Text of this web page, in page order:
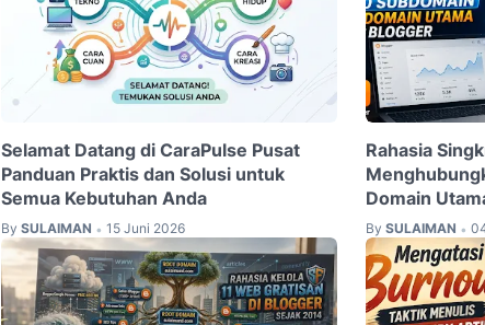
Selamat Datang di CaraPulse Pusat
Panduan Praktis dan Solusi untuk
Semua Kebutuhan Anda
By SULAIMAN • 15 Juni 2026
Rahasia
Domain
By SULAIMAN •